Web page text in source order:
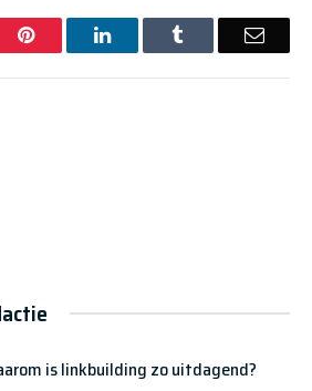
Pinterest LinkedIn Email
is linkbuilding zo uitdagend?